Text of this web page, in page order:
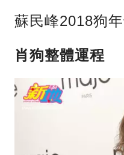
蘇民峰2018狗
肖狗整體運程